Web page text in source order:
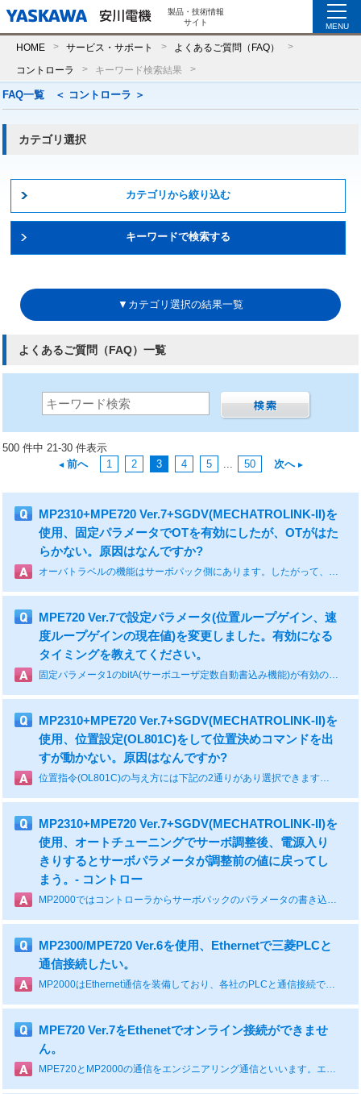
製品・技術情報
サイト
MENU
HOME サービス・サポート よくあるご質問（FAQ）
コントローラ キーワード検索結果
FAQ一覧 ＜ コントローラ ＞
カテゴリ選択
カテゴリから絞り込む
キーワードで検索する
▼カテゴリ選択の結果一覧
よくあるご質問（FAQ）一覧
500 件中 21-30 件表示
前へ
1 2 3 4 5 ... 50 次へ
MP2310+MPE720 Ver.7+SGDV(MECHATROLINK-II)を
使用、固定パラメータでOTを有効にしたが、OTがはた
らかない。原因はなんですか?
オーバトラベルの機能はサーボパック側にあります。したがって、サーボパックのOTパラメータ(Pn50A.3とPn50B.0)を設定してオーバトラベルを有効にします。MP2000の固定パラメータはサーボパックでOTが働いた時、「アラーム」にするか「ワーニング」にするかを選択します。
MPE720 Ver.7で設定パラメータ(位置ループゲイン、速
度ループゲインの現在値)を変更しました。有効になる
タイミングを教えてください。
固定パラメータ1のbitA(サーボユーザ定数自動書込み機能)が有効の場合は、書き換えた時点から有効になります。現在値のみ変更した場合は、電源再投入で「始動時の値」に戻ります。電源再投入後も設定保持したい場合は「始動時の値」を変更してください。「始動時の値」を変更すると「現在値」も同時に書きかわります。 「始動時の値」を変更した後はフラッシュ保存を行ってください。 ただし、ラダープログラムで設定パラメータ(位置ループゲイン、速度ループゲインの現在値)をご使用されている場合は上書きされる可能性がございます。
MP2310+MPE720 Ver.7+SGDV(MECHATROLINK-II)を
使用、位置設定(OL801C)をして位置決めコマンドを出
すが動かない。原因はなんですか?
位置指令(OL801C)の与え方には下記の2通りがあり選択できます。増分値加算方式の場合、指定した位置にいかない場合があります。一長一短がありますのでアプリケーションに応じて選択ください。＜増分値加算方式＞ 移動量=(今回のOL801Cの値)-(前回のOL801Cの値) 注)「前回のOL801Cの値」:OW8008=1が指令されたスキャン以前のOL801Cの値 「今回のOL801Cの値」:OW8008=1が指令されたスキャンのOL801Cの値 ･現在の位置から上記の移動量だけ移動します。 ･モーションコマンド中断後、同一値を指令しても移動しません。 ･マニュアル移動(位置決めコマンド以外の移動)を介入した場合、OL801Cが更新されないため、以降マニュアル移動分がシフトします。 ・位置決めコマンドと同一スキャン、もしくは後のスキャンで指令値を設定してください。 ＜絶対位置指令方式＞ 移動位置=今回のOL801Cの値 ･機械座標系の位置を指定します。 指令した機械座標系の位置に必ず移動します。
MP2310+MPE720 Ver.7+SGDV(MECHATROLINK-II)を
使用、オートチューニングでサーボ調整後、電源入り
きりするとサーボパラメータが調整前の値に戻ってし
まう。- コントロー
MP2000ではコントローラからサーボパックのパラメータの書き込みができます。サーボパラメータ画面からの変更のほか、設定パラメータからも変更できます。1)サーボパックのゲインはMP2000の設定パラメータを使用して書き換えができます。 「サーボユーザ定数自動書き込み機能(固定パラメータ1:機能選択フラグ1、BitA)」を有効(デフォルト)にします。 下記のサーボゲイン関係の設定パラメータを「自動反映パラメータ」と言います。(設定パラメータ画面で黄色表示されます。) 自動反映パラメータを画面操作またはラダー図面から変更するとサーボパックパラメータに自動反映され有効となります。･位置決め完了幅(注):OLxx1E /Pn522･位置ループゲイン:OWxx2E /Pn102･速度フィードフォワード補償:OWxx30 /Pn109･位置ループ積分時定数:OWxx32 /Pn11f･速度ループ積分時定数:OWxx34 /Pn101･加速度/加速時定数:OLxx36 /Pn836･減速度/減速時定数OLxx38 /Pn583c･フィルタ時定数:OWxx3A /Pn811,Pn812 2)上記の「自動反映パラメータ」は、下記の条件でサーボパックのパラメータ(RAM)を書き換えます。 ･MECHATROLINKの通信確立(電源投入またはMECHATROLINKリセット時) したがってオートチューニングなど、サーボパック側でこれらのパラメータを変更した場合は「自動反映パラメータ」にその値を反映しておく必要があります。 反映をしないと、チューニング結果は設定パラメータの値で上書きされて消去されます。 操作:サーボの名称欄を右クリック → 「自動反映パラメータ更新(サーボ→コントローラ)」を選択 注)位置決め完了幅の単位は設定パラメータは指令単位ですが、サーボパックパラメータに反映される場合はパルス数に変換されて書き込まれます。
MP2300/MPE720 Ver.6を使用、Ethernetで三菱PLCと
通信接続したい。
MP2000はEthernet通信を装備しており、各社のPLCと通信接続できます。詳細はEthernet接続ガイド(e-メカに掲載)に記載していますので参照ください。1)CPU搭載のEthernet通信を使用する場合(MP2400/MP2300S/MP2310/CPU-03/CPU-04) 2つの通信方式が選択できます。 ･メッセージ通信 :通信関数を使用(マスタ/スレーブ)します。1局のみ「自動受信」が可能です。 ･IOメッセージ通信:サイクリック通信(マスタ)で、通信関数は不要です。R/Wの2ポートを使用します。 両方式とも各社PLCに対応した通信プロトコルが選択できます。 ･安川電機、MPシリーズ:拡張メモバス ･三菱電機、Qシリーズ :MELSEC(A互換1E)またはMELSEC(QnA互換3E) 注)三菱側Ethernetの動作設定は「RUN中書き込みを許可する」にします。 注)EthernetがQシリーズ内蔵CPUタイプ(Q03UDVCPU)の場合はオープン方式を"MCプロトコル"に設定します。 ･オムロン :OMRON(FINS) ･キーエンス :MELSEC(QnA互換3E) ･横河電機 :MODBUS/TCP ･その他PLC:無手順2)Ethernet通信モジュール(218IF-02)を使用する場合。 メッセージ通信を使用します。(「自動受信」はなし) IOメッセージ通信は使用できません。3)Ethernet通信モジュール(218IF-01)を使用する場合。 メッセージ通信を使用します。MELSEC(QnA互換3E)、OMRON(FINS)は使用できません。 IOメッセージ通信は使用できません。4)PLC以外との接続 ･PCとの接続については、通信マニュアルを参照ください。 ･タッチパネルとの接続はPLCと同様の方法で接続できます。(自動受信が使用できます。)注)データサイズについて プロトコルにより、通信データサイズは変わります。通信マニュアルを参照ください。
MPE720 Ver.7をEthenetでオンライン接続ができませ
ん。
MPE720とMP2000の通信をエンジニアリング通信といいます。エンジニアリング通信では、IP番号の設定のみで通信できます。1)接続にあたって、下記を確認ください。･LANケーブルはクロスケーブルを使用しているか。 コントローラとPCを直接接続する場合はクロスケーブルを使用します(注)。 間にHUBを入れる場合は、クロスケーブル/ストレートケーブルどちらも使用可能です。･WINDOWS-7の場合、インターネットプロトコルはVer.4を選択。･パソコンのIP番号は正しく設定されているか。 IPアドレス :192.168. 1. ***(***は1以外の任意の番号) サブネットマスク:255.255.255. 0注)LANポートによってはストレートケーブルも使用できます。2)上記を確認後、セルフコンフィグレーションを実行してください。 通信設定の通信ポートを上記で設定したIPアドレスを選択してオンライン接続してください。